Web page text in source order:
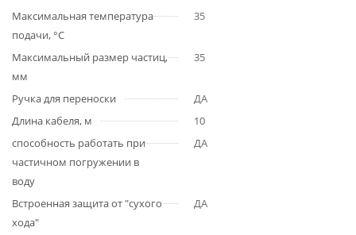
Максимальная температура
подачи, °С
35
Максимальный размер частиц,
мм
35
Ручка для переноски
ДА
Длина кабеля, м
10
способность работать при
частичном погружении в
воду
ДА
Встроенная защита от "сухого
хода"
ДА